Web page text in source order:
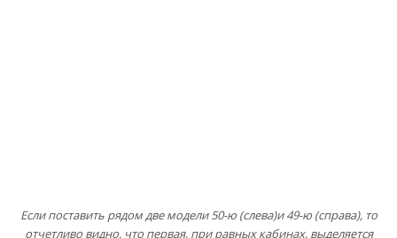
Если поставить рядом две модели 50-ю (слева)и 49-ю (справа), то
отчетливо видно, что первая, при равных кабинах, выделяется